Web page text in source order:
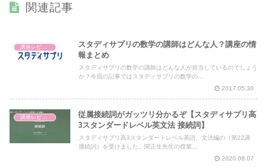
関連記事
講座レビュー
スタディサプリの数学の講師はどんな人？講座の情
報まとめ
スタディサプリの数学の講師はどんな人が担当しているのでしょう
か？今回の記事ではスタディサプリの数学の...
2017.05.30
講座レビュー
従属接続詞がガッツリ分かるぞ【スタディサプリ高
3スタンダードレベル英文法 接続詞】
スタディサプリ高3スタンダートレベル英語、文法編の（第22講
接続詞）を受けました。関正生先生の授業...
2020.08.07